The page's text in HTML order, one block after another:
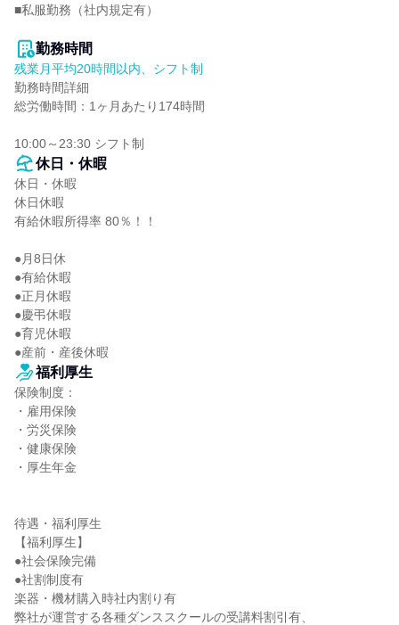
■私服勤務（社内規定有）
勤務時間
残業月平均20時間以内、シフト制
勤務時間詳細
総労働時間：1ヶ月あたり174時間
10:00～23:30 シフト制
休日・休暇
休日・休暇
休日休暇
有給休暇所得率 80％！！
●月8日休
●有給休暇
●正月休暇
●慶弔休暇
●育児休暇
●産前・産後休暇
福利厚生
保険制度：
・雇用保険
・労災保険
・健康保険
・厚生年金
待遇・福利厚生
【福利厚生】
●社会保険完備
●社割制度有
楽器・機材購入時社内割り有
弊社が運営する各種ダンススクールの受講料割引有、